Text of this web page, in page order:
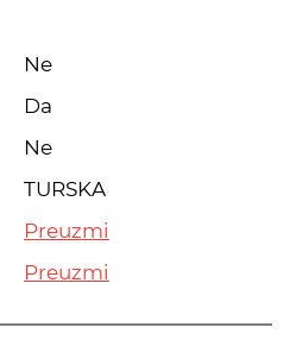
Ne
Da
Ne
TURSKA
Preuzmi
Preuzmi